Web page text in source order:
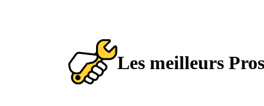
Les meilleurs